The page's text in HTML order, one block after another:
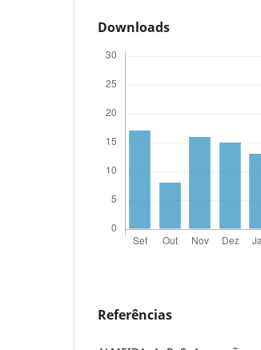
Downloads
Referências